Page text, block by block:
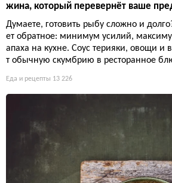
жина, который перевернёт ваше
Думаете, готовить рыбу сложно и
ет обратное: минимум усилий,
апаха на кухне. Соус терияки, овощи и
т обычную скумбрию в ресторанное
Еда и рецепты 13 226